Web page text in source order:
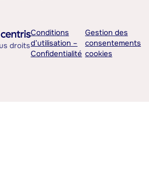
droits
Conditions
d’utilisation –
Confidentialité
Gestion des
consentements
cookies